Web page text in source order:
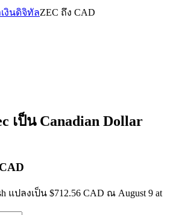
งินดิจิทัลZEC ถึง CAD
เป็น Canadian Dollar
แปลงเป็น $712.56 CAD ณ August 9 at